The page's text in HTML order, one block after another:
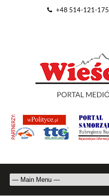
+48 514-121-175